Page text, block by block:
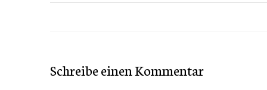
Schreibe einen Kommentar